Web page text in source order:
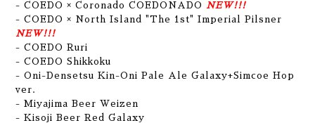
- COEDO × Coronado COEDONADO
NEW!!!
- COEDO × North Island "The 1st" Imperial Pilsner
NEW!!!
- COEDO Ruri
- COEDO Shikkoku
- Oni-Densetsu Kin-Oni Pale Ale Galaxy+Simcoe Hop
ver.
- Miyajima Beer Weizen
- Kisoji Beer Red Galaxy